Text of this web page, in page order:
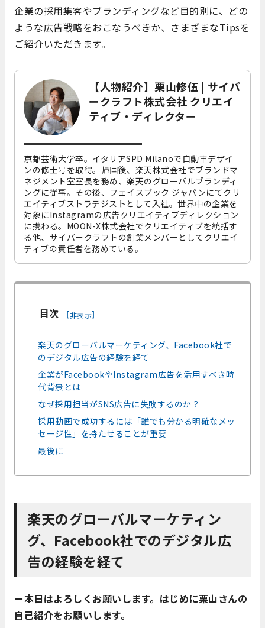
企業の採用集客やブランディングなど目的別に、どの
ような広告戦略をおこなうべきか、さまざまなTipsを
ご紹介いただきます。
【人物紹介】栗山修伍 | サイバ
ークラフト株式会社 クリエイ
ティブ・ディレクター
京都芸術大学卒。イタリアSPD Milanoで自動車デザイ
ンの修士号を取得。帰国後、楽天株式会社でブランドマ
ネジメント室室長を務め、楽天のグローバルブランディ
ングに従事。その後、フェイスブック ジャパンにてクリ
エイティブストラテジストとして入社。世界中の企業を
対象にInstagramの広告クリエイティブディレクション
に携わる。MOON-X株式会社でクリエイティブを統括す
る他、サイバークラフトの創業メンバーとしてクリエイ
ティブの責任者を務めている。
目次 [非表示]
楽天のグローバルマーケティング、Facebook社で
のデジタル広告の経験を経て
企業がFacebookやInstagram広告を活用すべき時
代背景とは
なぜ採用担当がSNS広告に失敗するのか？
採用動画で成功するには「誰でも分かる明確なメッ
セージ性」を持たせることが重要
最後に
楽天のグローバルマーケティン
グ、Facebook社でのデジタル広
告の経験を経て
ー本日はよろしくお願いします。はじめに栗山さんの
自己紹介をお願いします。